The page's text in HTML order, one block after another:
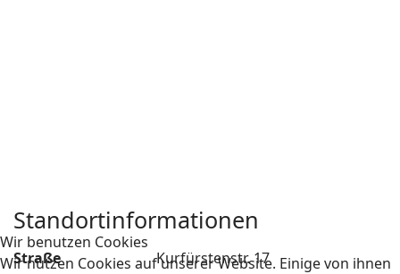
Standortinformationen
Straße
Kurfürstenstr. 17
Wir benutzen Cookies
Wir nutzen Cookies auf unserer Website. Einige von ihnen